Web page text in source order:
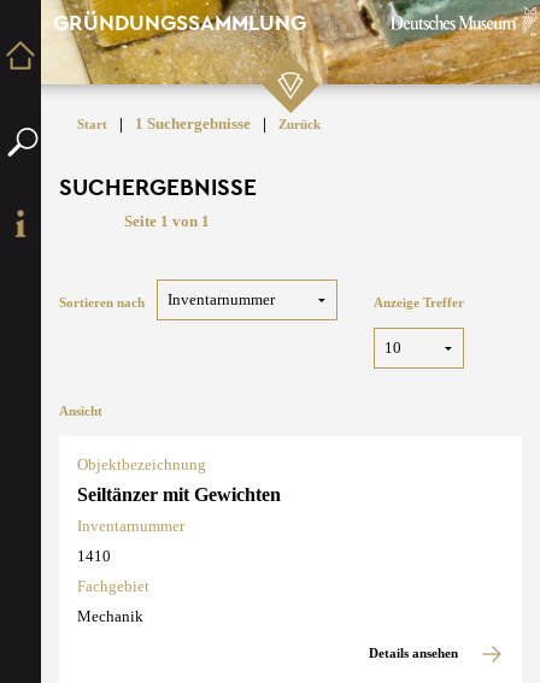
GRÜNDUNGSSAMMLUNG
Start | 1 Suchergebnisse | Zurück
SUCHERGEBNISSE
Seite 1 von 1
Sortieren nach Anzeige Treffer
Ansicht
Objektbezeichnung
Seiltänzer mit Gewichten
Inventarnummer
1410
Fachgebiet
Mechanik
Details ansehen